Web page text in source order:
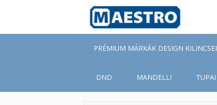
content
PRÉMIUM MÁRKÁK DESIGN KILINCSEI
DND MANDELLI TUPAI